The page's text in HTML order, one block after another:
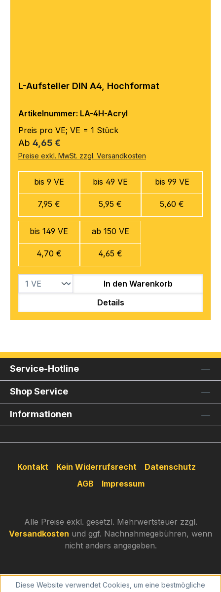
L-Aufsteller DIN A4, Hochformat
Artikelnummer: LA-4H-Acryl
Preis pro VE; VE = 1 Stück
Regulärer Preis:
Ab 4,65 €
Preise exkl. MwSt. zzgl. Versandkosten
bis 9 VE
7,95 €
bis 49 VE
5,95 €
bis 99 VE
5,60 €
bis 149 VE
4,70 €
ab 150 VE
4,65 €
In den Warenkorb
Details
Service-Hotline
Shop Service
Informationen
Kontakt Kein Widerrufsrecht
Datenschutz
AGB
Impressum
Alle Preise exkl. gesetzl. Mehrwertsteuer zzgl.
Versandkosten und ggf. Nachnahmegebühren, wenn
nicht anders angegeben.
Diese Website verwendet Cookies, um eine bestmögliche